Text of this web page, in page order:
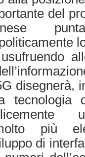
del
disegnerà,
tecnologia
molto più
di